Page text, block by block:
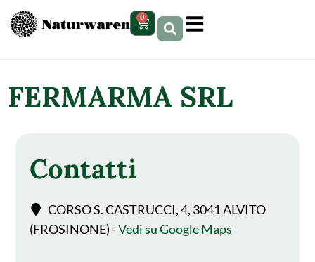
contenuto 0
FERMARMA SRL
Contatti
CORSO S. CASTRUCCI, 4, 3041 ALVITO
(FROSINONE) -Vedi su Google Maps